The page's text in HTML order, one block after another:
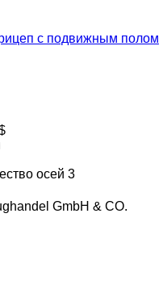
с подвижным полом
осей 3
GmbH & CO.